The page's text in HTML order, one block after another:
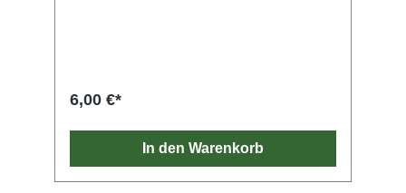
6,00 €*
In den Warenkorb